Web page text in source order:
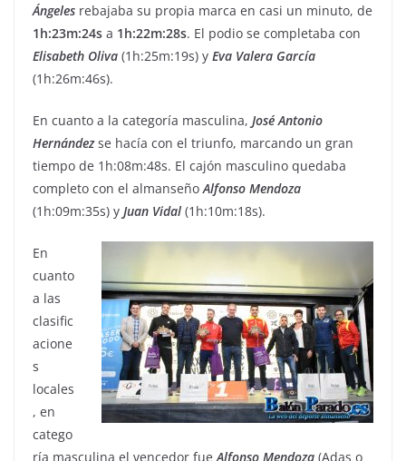
Ángeles rebajaba su propia marca en casi un minuto, de
1h:23m:24s a 1h:22m:28s. El podio se completaba con
Elisabeth Oliva (1h:25m:19s) y Eva Valera García
(1h:26m:46s).
En cuanto a la categoría masculina, José Antonio
Hernándezse hacía con el triunfo, marcando un gran
tiempo de 1h:08m:48s. El cajón masculino quedaba
completo con el almanseñoAlfonso Mendoza
(1h:09m:35s) y Juan Vidal (1h:10m:18s).
En
cuanto
a las
clasific
acione
s
locales
, en
catego
ría masculina el vencedor fue Alfonso Mendoza (Adas o